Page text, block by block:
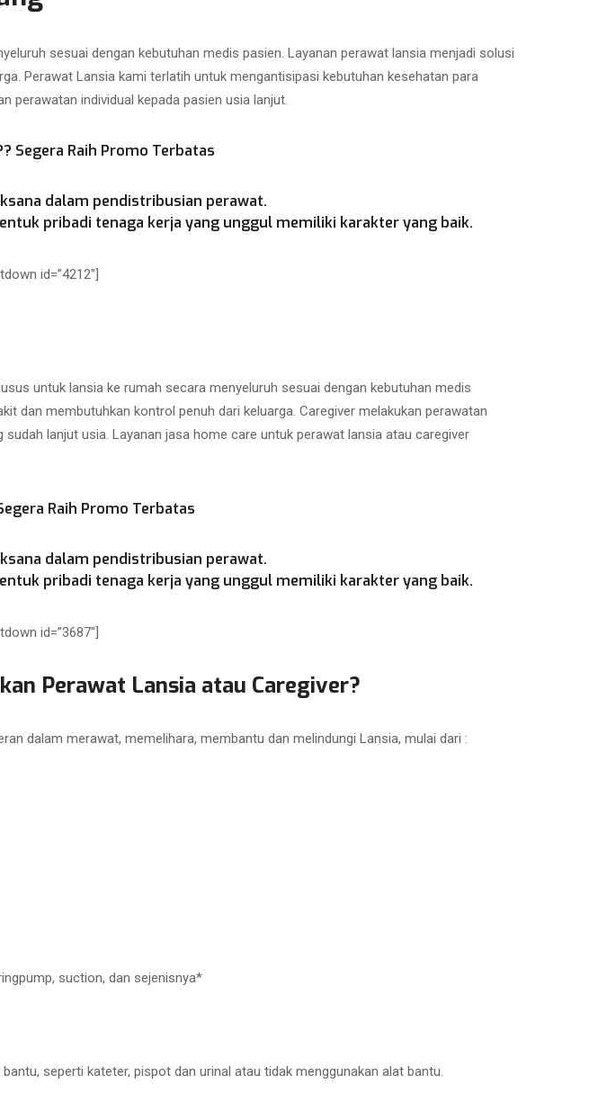
sesuai dengan kebutuhan medis pasien. Layanan perawat lansia menjadi solusi
Perawat Lansia kami terlatih untuk mengantisipasi kebutuhan kesehatan para
perawatan individual kepada pasien usia lanjut.
Segera Raih Promo Terbatas
dalam pendistribusian perawat.
pribadi tenaga kerja yang unggul memiliki karakter yang baik.
id=”4212″]
untuk lansia ke rumah secara menyeluruh sesuai dengan kebutuhan medis
dan membutuhkan kontrol penuh dari keluarga. Caregiver melakukan perawatan
lanjut usia. Layanan jasa home care untuk perawat lansia atau caregiver
Raih Promo Terbatas
dalam pendistribusian perawat.
pribadi tenaga kerja yang unggul memiliki karakter yang baik.
id=”3687″]
Perawat Lansia atau Caregiver?
dalam merawat, memelihara, membantu dan melindungi Lansia, mulai dari :
suction, dan sejenisnya*
seperti kateter, pispot dan urinal atau tidak menggunakan alat bantu.